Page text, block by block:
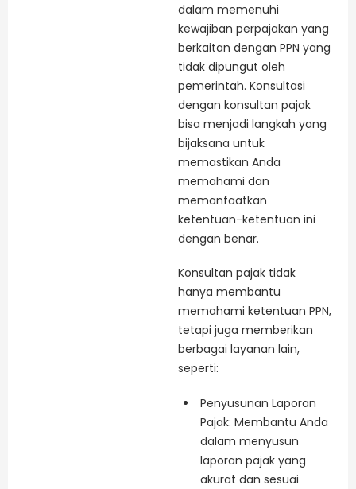
dalam memenuhi
kewajiban perpajakan yang
berkaitan dengan PPN yang
tidak dipungut oleh
pemerintah. Konsultasi
dengan konsultan pajak
bisa menjadi langkah yang
bijaksana untuk
memastikan Anda
memahami dan
memanfaatkan
ketentuan-ketentuan ini
dengan benar.
Konsultan pajak tidak
hanya membantu
memahami ketentuan PPN,
tetapi juga memberikan
berbagai layanan lain,
seperti:
Penyusunan Laporan
Pajak: Membantu Anda
dalam menyusun
laporan pajak yang
akurat dan sesuai